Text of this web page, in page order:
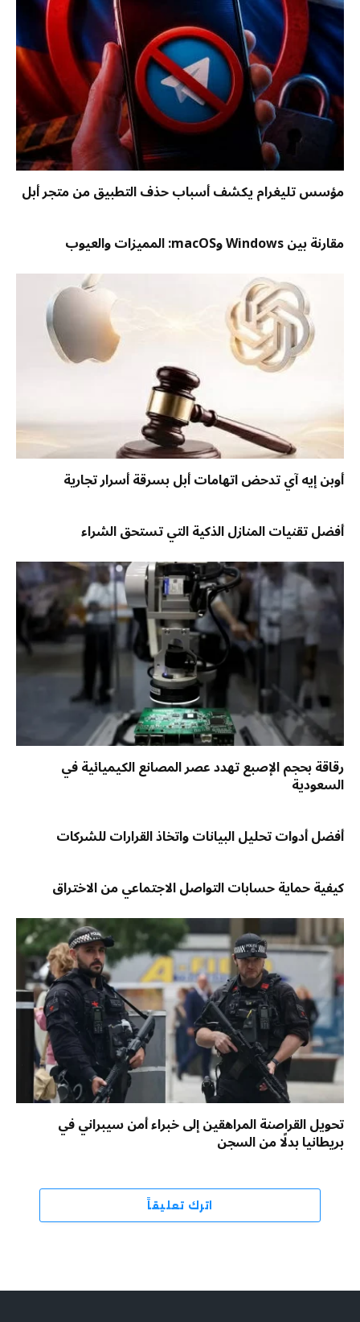
مؤسس تليغرام يكشف أسباب حذف التطبيق من متجر أبل
مقارنة بين Windows وmacOS: المميزات والعيوب
أوبن إيه آي تدحض اتهامات أبل بسرقة أسرار تجارية
أفضل تقنيات المنازل الذكية التي تستحق الشراء
رقاقة بحجم الإصبع تهدد عصر المصانع الكيميائية في
السعودية
أفضل أدوات تحليل البيانات واتخاذ القرارات للشركات
كيفية حماية حسابات التواصل الاجتماعي من الاختراق
تحويل القراصنة المراهقين إلى خبراء أمن سيبراني في
بريطانيا بدلًا من السجن
اترك تعليقاً